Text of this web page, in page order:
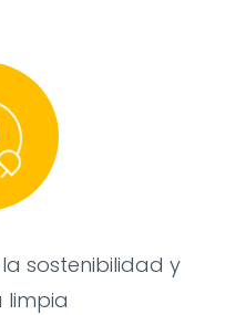
sostenibilidad y
limpia